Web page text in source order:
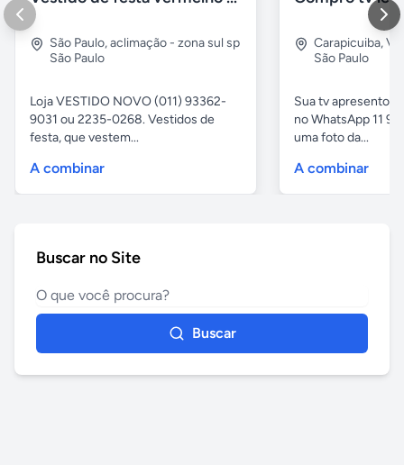
São Paulo,aclimação - zona sul sp
São Paulo
Loja VESTIDO NOVO (011) 93362-
9031 ou 2235-0268. Vestidos de
festa, que vestem...
A combinar
Carapicuiba,
São Paulo
Sua tv apresentou
no WhatsApp 11
uma foto da...
A combinar
Buscar no Site
Buscar